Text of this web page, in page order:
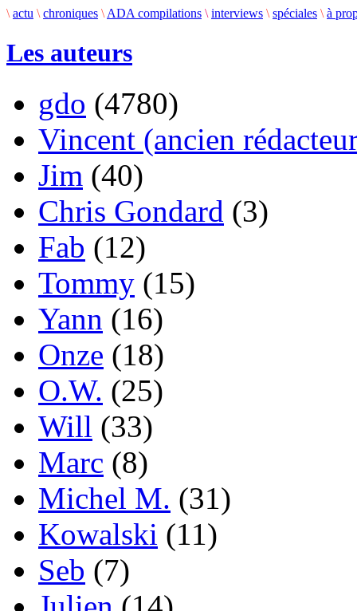
\ actu \ chroniques \ ADA compilations \ interviews \ spéciales \ à
Les auteurs
gdo (4780)
Vincent (ancien
Jim (40)
Chris Gondard (3)
Fab (12)
Tommy (15)
Yann (16)
Onze (18)
O.W. (25)
Will (33)
Marc (8)
Michel M. (31)
Kowalski (11)
Seb (7)